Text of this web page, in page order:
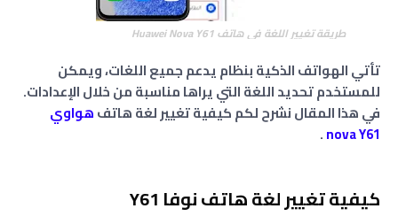
طريقة تغيير اللغة فى هاتف Huawei Nova Y61
تأتي الهواتف الذكية بنظام يدعم جميع اللغات، ويمكن
للمستخدم تحديد اللغة التي يراها مناسبة من خلال الإعدادات.
في هذا المقال نشرح لكم كيفية تغيير لغة هاتفهواوي
novaY61
.
كيفية تغيير لغة هاتف نوفا Y61